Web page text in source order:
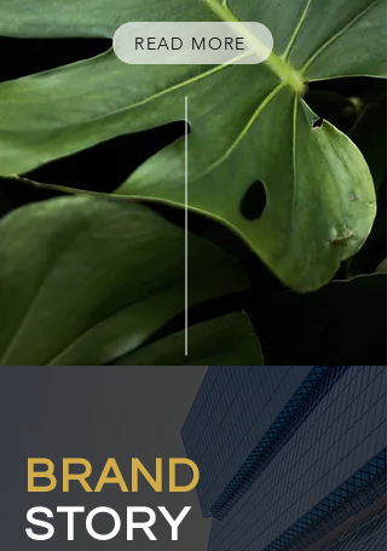
READ MORE
BRAND
STORY